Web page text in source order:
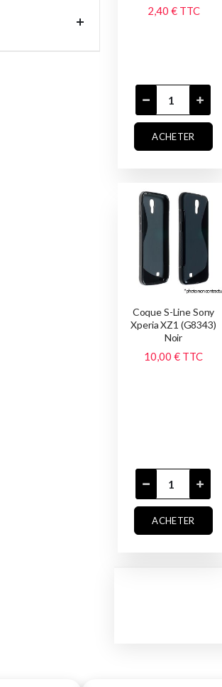
2,40 € TTC
ACHETER
Coque S-Line Sony
Xperia XZ1 (G8343)
Noir
10,00 € TTC
ACHETER